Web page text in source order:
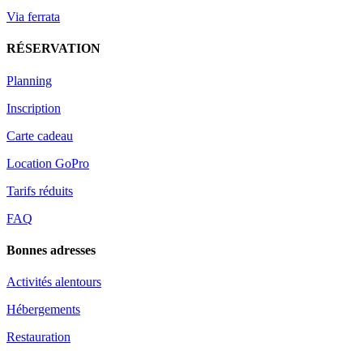
Via ferrata
RÉSERVATION
Planning
Inscription
Carte cadeau
Location GoPro
Tarifs réduits
FAQ
Bonnes adresses
Activités alentours
Hébergements
Restauration